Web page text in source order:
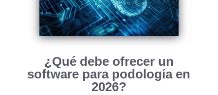
¿Qué debe ofrecer un
software para podología en
2026?